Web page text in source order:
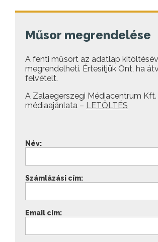
Műsor megrendelése
A fenti műsort az adatlap
megrendelheti. Értesítjük Önt, ha
felvételt.
A Zalaegerszegi Médiacentrum Kft.
médiaajánlata – LETÖLTÉS
Név:
Számlázási cím:
Email cím: